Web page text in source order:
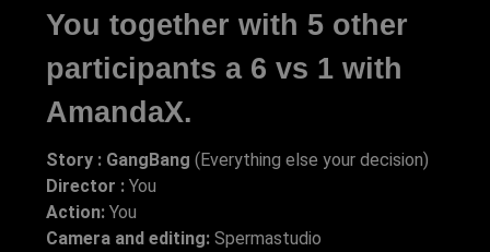
You together with 5 other
participants a 6 vs 1 with
AmandaX.
Story : GangBang (Everything else your decision)
Director : You
Action: You
Camera and editing: Spermastudio